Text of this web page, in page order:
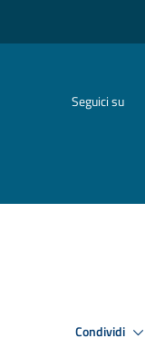
Seguici su
Condividi